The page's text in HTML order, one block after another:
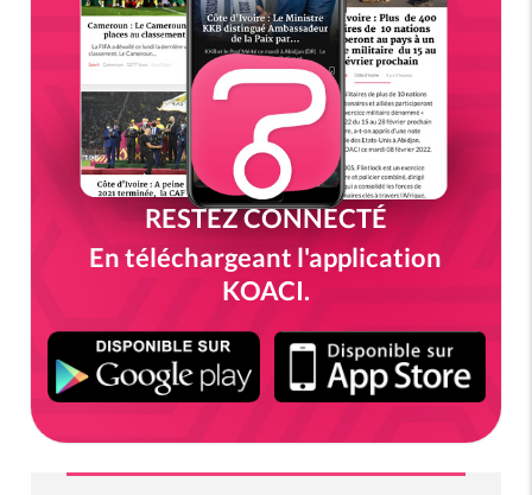
RESTEZ CONNECTÉ
En téléchargeant l'application
KOACI.